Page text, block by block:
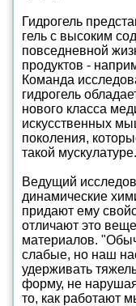
Гидрогель
гель с высоким
повседневной
продуктов -
Команда
гидрогель
нового класса
искусственных
поколения,
такой мускулатуре.
Ведущий
динамические
придают ему
отличают это
материалов.
слабые, но наш
удерживать
форму, не
то, как работают